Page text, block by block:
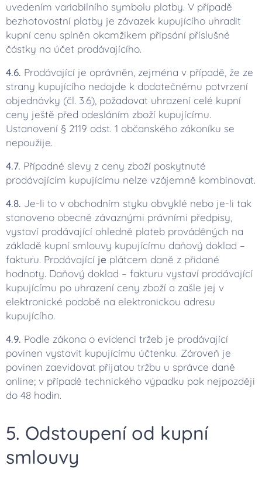
uvedením variabilního symbolu platby. V případě
bezhotovostní platby je závazek kupujícího uhradit
kupní cenu splněn okamžikem připsání příslušné
částky na účet prodávajícího.
4.6. Prodávající je oprávněn, zejména v případě, že ze
strany kupujícího nedojde k dodatečnému potvrzení
objednávky (čl. 3.6), požadovat uhrazení celé kupní
ceny ještě před odesláním zboží kupujícímu.
Ustanovení § 2119 odst. 1 občanského zákoníku se
nepoužije.
4.7. Případné slevy z ceny zboží poskytnuté
prodávajícím kupujícímu nelze vzájemně kombinovat.
4.8. Je-li to v obchodním styku obvyklé nebo je-li tak
stanoveno obecně závaznými právními předpisy,
vystaví prodávající ohledně plateb prováděných na
základě kupní smlouvy kupujícímu daňový doklad –
fakturu. Prodávající je plátcem daně z přidané
hodnoty. Daňový doklad – fakturu vystaví prodávající
kupujícímu po uhrazení ceny zboží a zašle jej v
elektronické podobě na elektronickou adresu
kupujícího.
4.9. Podle zákona o evidenci tržeb je prodávající
povinen vystavit kupujícímu účtenku. Zároveň je
povinen zaevidovat přijatou tržbu u správce daně
online; v případě technického výpadku pak nejpozději
do 48 hodin.
5. Odstoupení od kupní
smlouvy